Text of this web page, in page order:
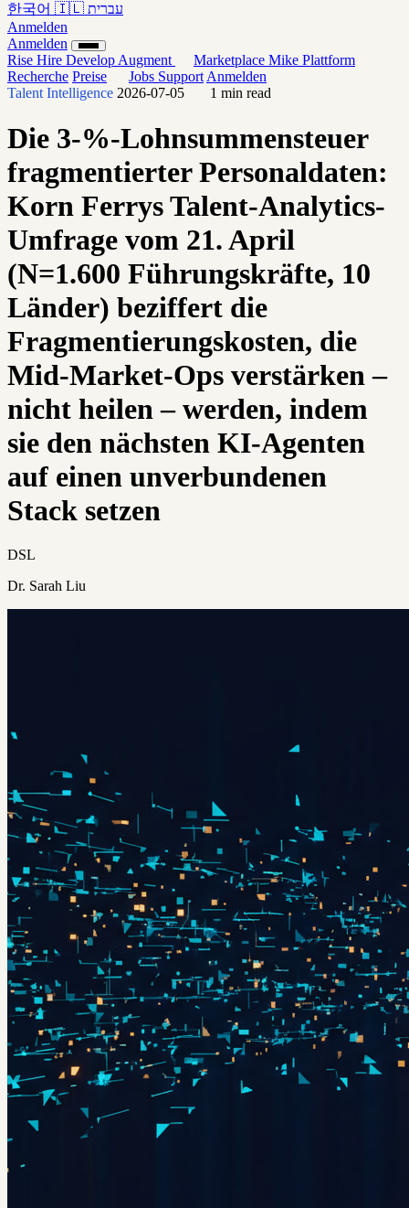
한국어 🇮🇱 עברית
Anmelden
Anmelden
Rise Hire Develop Augment Marketplace Mike Plattform
Recherche Preise Jobs Support Anmelden
Talent Intelligence 2026-07-05 1 min read
Die 3-%-Lohnsummensteuer
fragmentierter Personaldaten:
Korn Ferrys Talent-Analytics-
Umfrage vom 21. April
(N=1.600 Führungskräfte, 10
Länder) beziffert die
Fragmentierungskosten, die
Mid-Market-Ops verstärken –
nicht heilen – werden, indem
sie den nächsten KI-Agenten
auf einen unverbundenen
Stack setzen
DSL
Dr. Sarah Liu